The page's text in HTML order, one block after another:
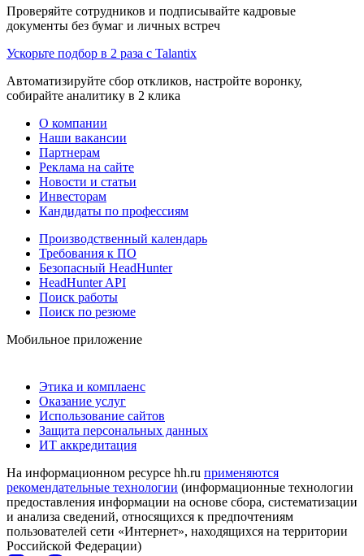
Проверяйте сотрудников и подписывайте кадровые
документы без бумаг и личных встреч
Ускорьте подбор в 2 раза с Talantix
Автоматизируйте сбор откликов, настройте воронку,
собирайте аналитику в 2 клика
О компании
Наши вакансии
Партнерам
Реклама на сайте
Новости и статьи
Инвесторам
Кандидаты по профессиям
Производственный календарь
Требования к ПО
Безопасный HeadHunter
HeadHunter API
Поиск работы
Поиск по резюме
Мобильное приложение
Этика и комплаенс
Оказание услуг
Использование сайтов
Защита персональных данных
ИТ аккредитация
На информационном ресурсе hh.ru применяются
рекомендательные технологии (информационные технологии
предоставления информации на основе сбора, систематизации
и анализа сведений, относящихся к предпочтениям
пользователей сети «Интернет», находящихся на территории
Российской Федерации)